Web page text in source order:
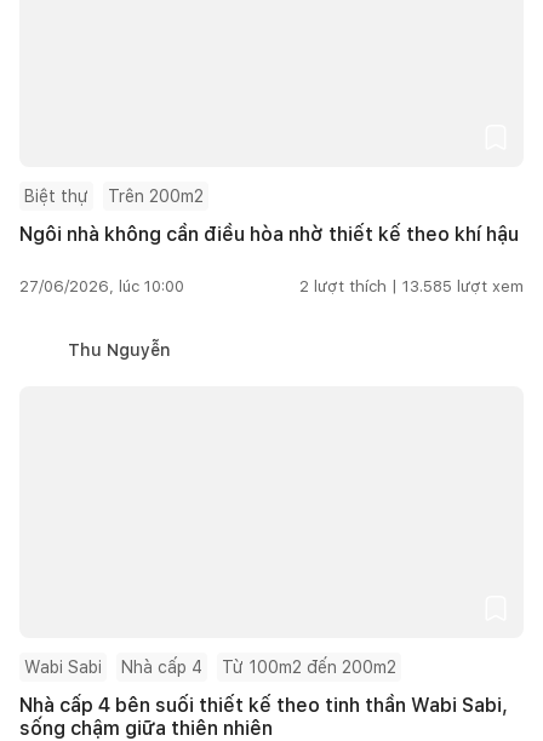
Biệt thự Trên 200m2
Ngôi nhà không cần điều hòa nhờ thiết kế theo khí hậu
27/06/2026, lúc 10:00 2 lượt thích | 13.585 lượt xem
Thu Nguyễn
Wabi Sabi Nhà cấp 4 Từ 100m2 đến 200m2
Nhà cấp 4 bên suối thiết kế theo tinh thần Wabi Sabi,
sống chậm giữa thiên nhiên